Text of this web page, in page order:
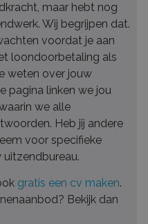
maar hebt nog
Wij begrijpen dat.
voordat je aan
loondoorbetaling als
weten over jouw
pagina linken we jou
we alle
Heb jij andere
voor specifieke
gratis een cv maken.
Bekijk dan